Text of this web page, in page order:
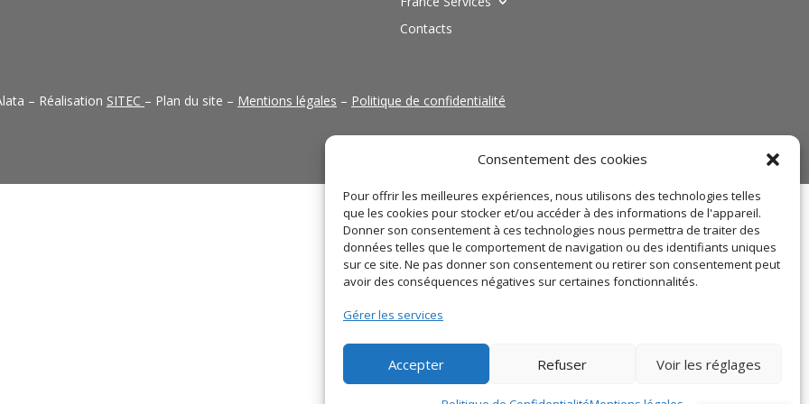
Consentement des cookies
Pour offrir les meilleures expériences, nous utilisons des technologies telles
que les cookies pour stocker et/ou accéder à des informations de l'appareil.
Donner son consentement à ces technologies nous permettra de traiter des
données telles que le comportement de navigation ou des identifiants uniques
sur ce site. Ne pas donner son consentement ou retirer son consentement peut
avoir des conséquences négatives sur certaines fonctionnalités.
Gérer les services
Accepter Refuser Voir les réglages
Contacts
– Réalisation SITEC – Plan du site – Mentions légales – Politique de confidentialité